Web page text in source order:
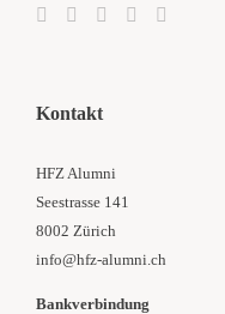
Kontakt
HFZ Alumni
Seestrasse 141
8002 Zürich
info@hfz-alumni.ch
Bankverbindung